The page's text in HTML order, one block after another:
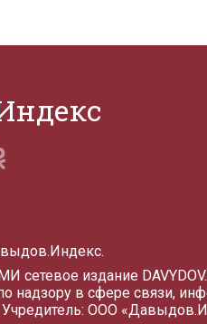
сетевое издание
надзору в сфере связи,
ООО